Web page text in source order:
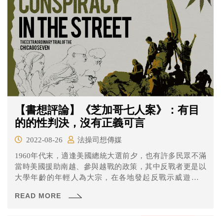
【書想評論】《芝加哥七人案》：有目
的的性判決，沒有正義可言
2022-08-26
法操司想傳媒
1960年代末，適逢美國總統大選前夕，也有許多民眾不滿
當時美國援助南越、參與越戰的政策，其中反戰者更是以
大學年齡的年輕人為大宗，在各地發起反戰示威遊行。
多名青年聚集在芝加哥舉行反越戰示威活動，原本僅是以
READ MORE